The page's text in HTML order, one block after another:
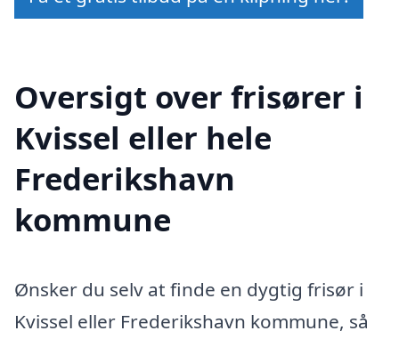
Oversigt over frisører i
Kvissel eller hele
Frederikshavn
kommune
Ønsker du selv at finde en dygtig frisør i
Kvissel eller Frederikshavn kommune, så